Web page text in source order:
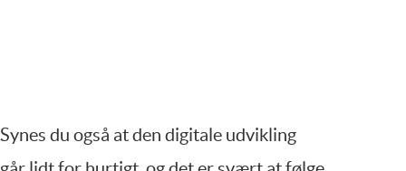
Synes du også at den digitale udvikling